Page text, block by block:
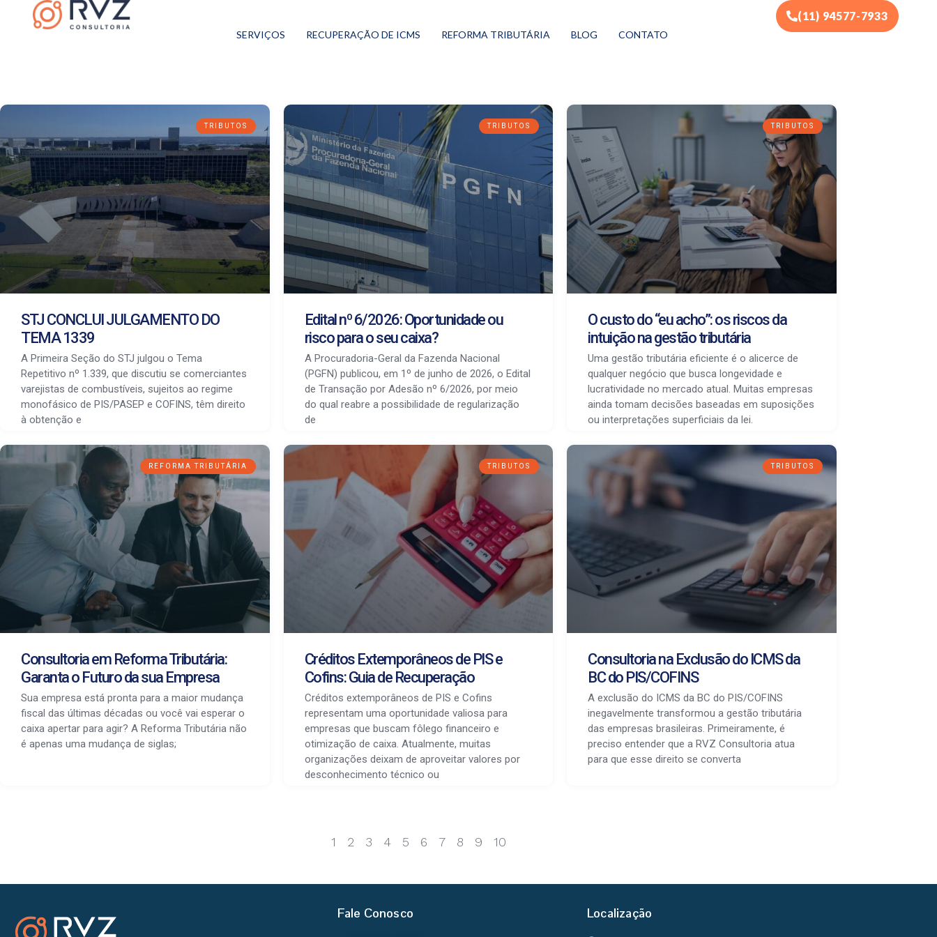
SERVIÇOS RECUPERAÇÃO DE ICMS REFORMA TRIBUTÁRIA BLOG CONTATO
(11) 94577-7933
TRIBUTOS
STJ CONCLUI JULGAMENTO DO
TEMA 1339
A Primeira Seção do STJ julgou o Tema
Repetitivo nº 1.339, que discutiu se comerciantes
varejistas de combustíveis, sujeitos ao regime
monofásico de PIS/PASEP e COFINS, têm direito
à obtenção e
TRIBUTOS
Edital nº 6/2026: Oportunidade ou
risco para o seu caixa?
A Procuradoria-Geral da Fazenda Nacional
(PGFN) publicou, em 1º de junho de 2026, o Edital
de Transação por Adesão nº 6/2026, por meio
do qual reabre a possibilidade de regularização
de
TRIBUTOS
O custo do “eu acho”: os riscos da
intuição na gestão tributária
Uma gestão tributária eficiente é o alicerce de
qualquer negócio que busca longevidade e
lucratividade no mercado atual. Muitas empresas
ainda tomam decisões baseadas em suposições
ou interpretações superficiais da lei.
REFORMA TRIBUTÁRIA
Consultoria em Reforma Tributária:
Garanta o Futuro da sua Empresa
Sua empresa está pronta para a maior mudança
fiscal das últimas décadas ou você vai esperar o
caixa apertar para agir? A Reforma Tributária não
é apenas uma mudança de siglas;
TRIBUTOS
Créditos Extemporâneos de PIS e
Cofins: Guia de Recuperação
Créditos extemporâneos de PIS e Cofins
representam uma oportunidade valiosa para
empresas que buscam fôlego financeiro e
otimização de caixa. Atualmente, muitas
organizações deixam de aproveitar valores por
desconhecimento técnico ou
TRIBUTOS
Consultoria na Exclusão do ICMS da
BC do PIS/COFINS
A exclusão do ICMS da BC do PIS/COFINS
inegavelmente transformou a gestão tributária
das empresas brasileiras. Primeiramente, é
preciso entender que a RVZ Consultoria atua
para que esse direito se converta
1 2 3 4 5 6 7 8 9 10
Fale Conosco Localização